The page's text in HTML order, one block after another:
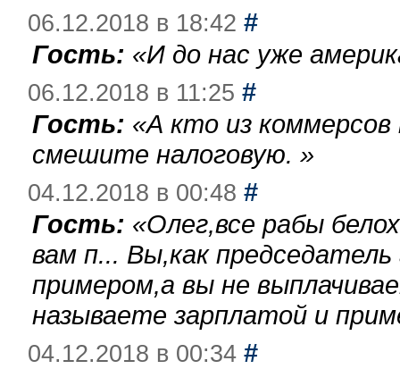
06.12.2018 в 18:42 #
Гость: «И до нас уже
06.12.2018 в 11:25 #
Гость: «А кто из
смешите налоговую. »
04.12.2018 в 00:48 #
Гость: «Олег,все рабы
вам п... Вы,как
примером,а вы не
называете зарплатой и
04.12.2018 в 00:34 #